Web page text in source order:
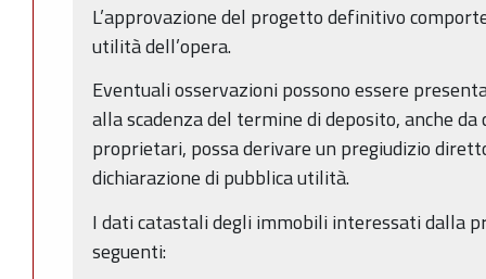
L’approvazione del progetto definitivo
utilità dell’opera.
Eventuali osservazioni possono essere
alla scadenza del termine di deposito, anche
proprietari, possa derivare un pregiudizio
dichiarazione di pubblica utilità.
I dati catastali degli immobili interessati dalla
seguenti: